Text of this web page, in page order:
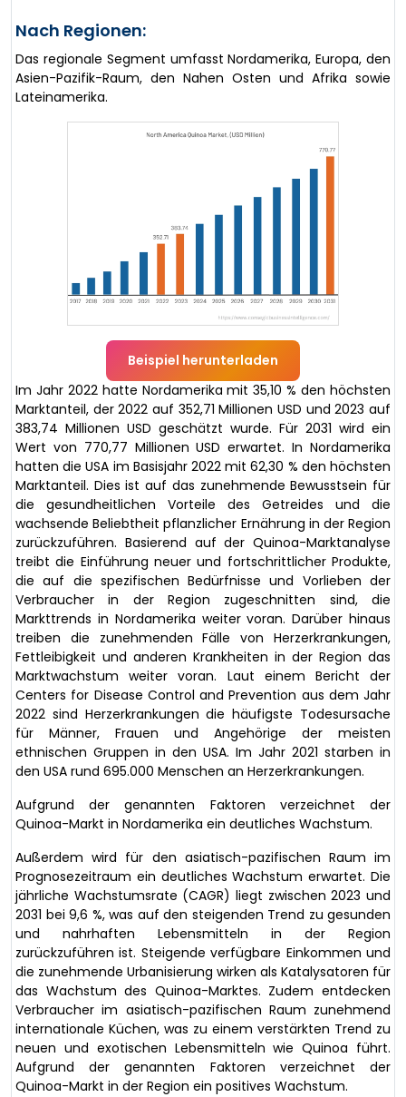
Nach Regionen:
Das regionale Segment umfasst Nordamerika, Europa, den
Asien-Pazifik-Raum, den Nahen Osten und Afrika sowie
Lateinamerika.
Beispiel herunterladen
Im Jahr 2022 hatte Nordamerika mit 35,10 % den höchsten
Marktanteil, der 2022 auf 352,71 Millionen USD und 2023 auf
383,74 Millionen USD geschätzt wurde. Für 2031 wird ein
Wert von 770,77 Millionen USD erwartet. In Nordamerika
hatten die USA im Basisjahr 2022 mit 62,30 % den höchsten
Marktanteil. Dies ist auf das zunehmende Bewusstsein für
die gesundheitlichen Vorteile des Getreides und die
wachsende Beliebtheit pflanzlicher Ernährung in der Region
zurückzuführen. Basierend auf der Quinoa-Marktanalyse
treibt die Einführung neuer und fortschrittlicher Produkte,
die auf die spezifischen Bedürfnisse und Vorlieben der
Verbraucher in der Region zugeschnitten sind, die
Markttrends in Nordamerika weiter voran. Darüber hinaus
treiben die zunehmenden Fälle von Herzerkrankungen,
Fettleibigkeit und anderen Krankheiten in der Region das
Marktwachstum weiter voran. Laut einem Bericht der
Centers for Disease Control and Prevention aus dem Jahr
2022 sind Herzerkrankungen die häufigste Todesursache
für Männer, Frauen und Angehörige der meisten
ethnischen Gruppen in den USA. Im Jahr 2021 starben in
den USA rund 695.000 Menschen an Herzerkrankungen.
Aufgrund der genannten Faktoren verzeichnet der
Quinoa-Markt in Nordamerika ein deutliches Wachstum.
Außerdem wird für den asiatisch-pazifischen Raum im
Prognosezeitraum ein deutliches Wachstum erwartet. Die
jährliche Wachstumsrate (CAGR) liegt zwischen 2023 und
2031 bei 9,6 %, was auf den steigenden Trend zu gesunden
und nahrhaften Lebensmitteln in der Region
zurückzuführen ist. Steigende verfügbare Einkommen und
die zunehmende Urbanisierung wirken als Katalysatoren für
das Wachstum des Quinoa-Marktes. Zudem entdecken
Verbraucher im asiatisch-pazifischen Raum zunehmend
internationale Küchen, was zu einem verstärkten Trend zu
neuen und exotischen Lebensmitteln wie Quinoa führt.
Aufgrund der genannten Faktoren verzeichnet der
Quinoa-Markt in der Region ein positives Wachstum.